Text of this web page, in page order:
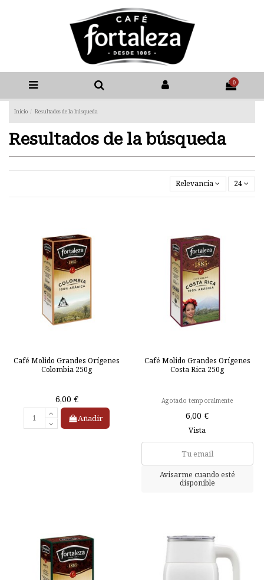
0
Inicio Resultados de la búsqueda
Resultados de la búsqueda
Relevancia 24
Café Molido Grandes Orígenes
Colombia 250g
6,00 €
Añadir
Café Molido Grandes Orígenes
Costa Rica 250g
Agotado temporalmente
6,00 €
Vista